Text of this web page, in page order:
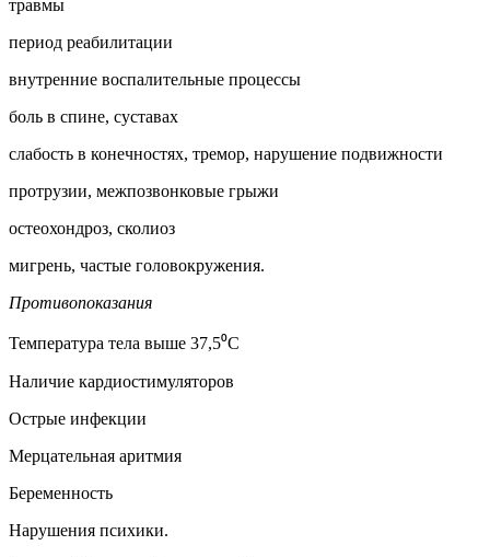
травмы
период реабилитации
внутренние воспалительные процессы
боль в спине, суставах
слабость в конечностях, тремор, нарушение подвижности
протрузии, межпозвонковые грыжи
остеохондроз, сколиоз
мигрень, частые головокружения.
Противопоказания
Температура тела выше 37,5⁰С
Наличие кардиостимуляторов
Острые инфекции
Мерцательная аритмия
Беременность
Нарушения психики.